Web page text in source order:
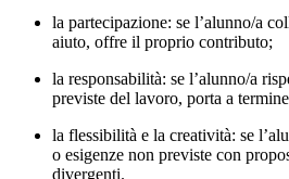
la partecipazione: se l’alunno/a
aiuto, offre il proprio contributo;
la responsabilità: se l’alunno/a
previste del lavoro, porta a
la flessibilità e la creatività: se
o esigenze non previste con
divergenti.